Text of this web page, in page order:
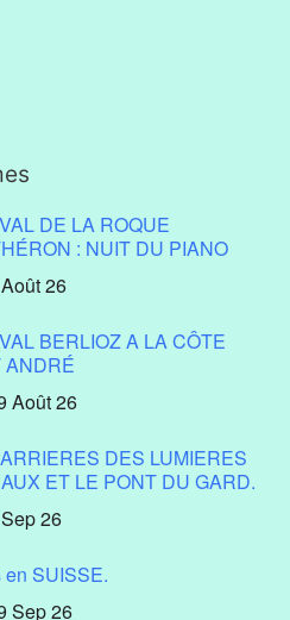
DE LA ROQUE
: NUIT DU PIANO
26
BERLIOZ A LA CÔTE
ANDRÉ
Août 26
DES LUMIERES
ET LE PONT DU GARD.
26
en SUISSE.
Sep 26